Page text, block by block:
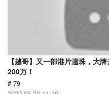
【越哥】又一部港片遗珠，大
200万！
# 79